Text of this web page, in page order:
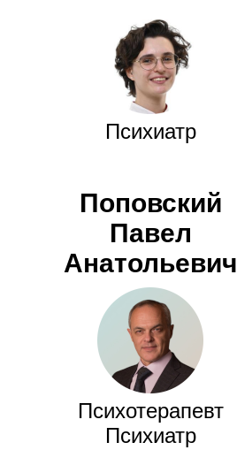
Психиатр
Поповский
Павел
Анатольевич
Психотерапевт
Психиатр